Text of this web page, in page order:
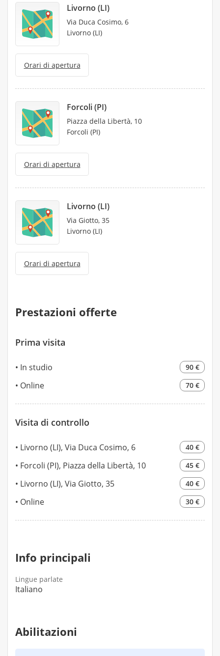
Livorno (LI)
Via Duca Cosimo, 6
Livorno (LI)
Orari di apertura
Forcoli (PI)
Piazza della Libertà, 10
Forcoli (PI)
Orari di apertura
Livorno (LI)
Via Giotto, 35
Livorno (LI)
Orari di apertura
Prestazioni offerte
Prima visita
In studio 90 €
Online 70 €
Visita di controllo
Livorno (LI), Via Duca Cosimo, 6 40 €
Forcoli (PI), Piazza della Libertà, 10 45 €
Livorno (LI), Via Giotto, 35 40 €
Online 30 €
Info principali
Lingue parlate
Italiano
Abilitazioni